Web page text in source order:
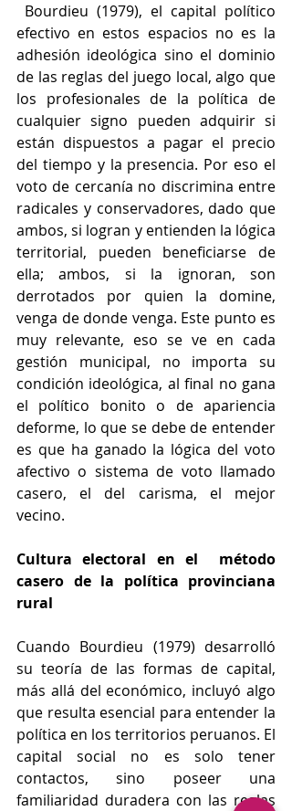
Bourdieu (1979), el capital político
efectivo en estos espacios no es la
adhesión ideológica sino el dominio
de las reglas del juego local, algo que
los profesionales de la política de
cualquier signo pueden adquirir si
están dispuestos a pagar el precio
del tiempo y la presencia. Por eso el
voto de cercanía no discrimina entre
radicales y conservadores, dado que
ambos, si logran y entienden la lógica
territorial, pueden beneficiarse de
ella; ambos, si la ignoran, son
derrotados por quien la domine,
venga de donde venga. Este punto es
muy relevante, eso se ve en cada
gestión municipal, no importa su
condición ideológica, al final no gana
el político bonito o de apariencia
deforme, lo que se debe de entender
es que ha ganado la lógica del voto
afectivo o sistema de voto llamado
casero, el del carisma, el mejor
vecino.
Cultura electoral en el  método
casero de la política provinciana
rural
Cuando Bourdieu (1979) desarrolló
su teoría de las formas de capital,
más allá del económico, incluyó algo
que resulta esencial para entender la
política en los territorios peruanos. El
capital social no es solo tener
contactos, sino poseer una
familiaridad duradera con las reglas